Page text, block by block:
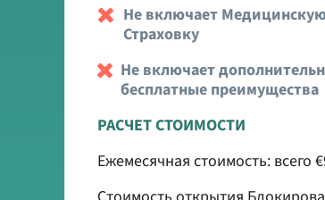
Не включает
Страховку
Не включает
бесплатные преимущества
РАСЧЕТ СТОИМОСТИ
Ежемесячная стоимость: всего